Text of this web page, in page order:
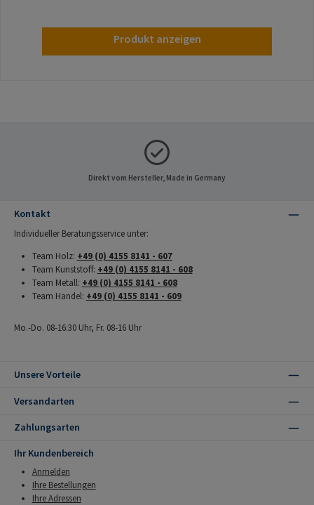
Produkt anzeigen
Direkt vom Hersteller, Made in Germany
Kontakt
Individueller Beratungsservice unter:
Team Holz: +49 (0) 4155 8141 - 607
Team Kunststoff: +49 (0) 4155 8141 - 608
Team Metall: +49 (0) 4155 8141 - 608
Team Handel: +49 (0) 4155 8141 - 609
Mo.-Do. 08-16:30 Uhr, Fr. 08-16 Uhr
Unsere Vorteile
Versandarten
Zahlungsarten
Ihr Kundenbereich
Anmelden
Ihre Bestellungen
Ihre Adressen